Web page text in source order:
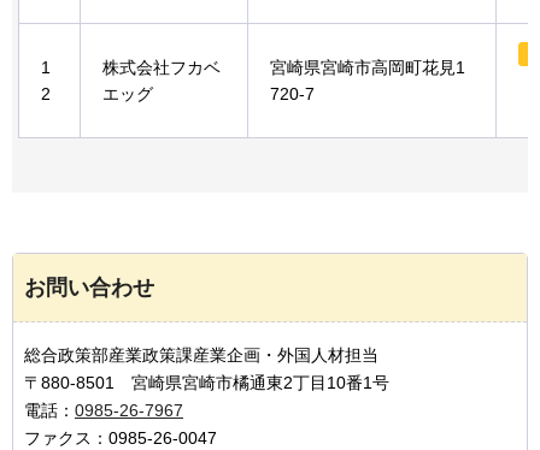
1
2
株式会社フカベ
エッグ
宮崎県宮崎市高岡町花見1
720-7
お問い合わせ
総合政策部産業政策課産業企画・外国人材担当
〒880-8501 宮崎県宮崎市橘通東2丁目10番1号
電話： 0985-26-7967
ファクス：0985-26-0047